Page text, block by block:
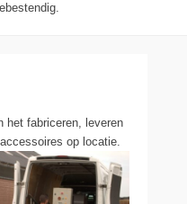
het fabriceren, leveren
op locatie.